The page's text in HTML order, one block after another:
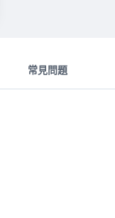
常見問題